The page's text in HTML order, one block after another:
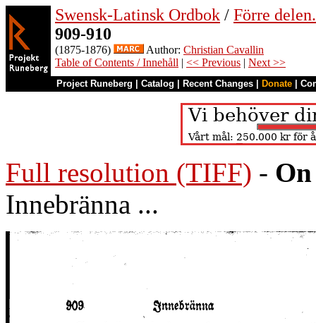
Swensk-Latinsk Ordbok / Förre
909-910
(1875-1876) Author: Christian Cavallin
Table of Contents / Innehåll | << Previous | Next >>
Project Runeberg Catalog Recent Changes Donate
Full resolution (TIFF) -
Innebränna ...